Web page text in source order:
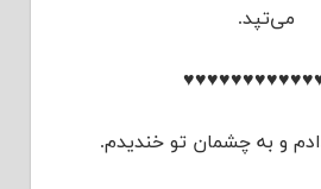
می‌تپد.
و به چشمان تو خندیدم.